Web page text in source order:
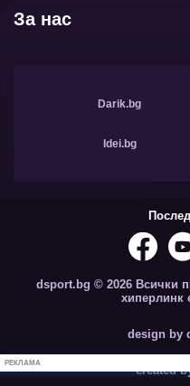
За нас
Darik.bg
Idei.bg
dsport.bg © 2026 Всички
хиперлинк
design by
created
РЕКЛАМА